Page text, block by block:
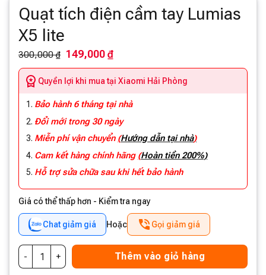
Quạt tích điện cầm tay Lumias
X5 lite
300,000 ₫ 149,000 ₫
Quyền lợi khi mua tại Xiaomi Hải Phòng
Bảo hành 6 tháng tại nhà
Đổi mới trong 30 ngày
Miễn phí vận chuyển (Hướng dẫn tại nhà)
Cam kết hàng chính hãng (Hoàn tiền 200%)
Hỗ trợ sửa chữa sau khi hết bảo hành
Giá có thể thấp hơn - Kiểm tra ngay
Chat giảm giá Hoặc Gọi giảm giá
Thêm vào giỏ hàng